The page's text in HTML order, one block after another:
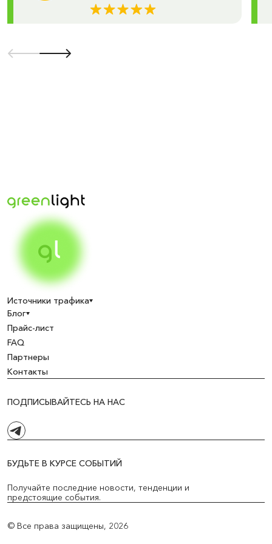
Повысьте эффективность своей рекламы уже сегодня
— выбирайте Green Light и начинайте зарабатывать на
Источники трафика
Блог
Прайс-лист
FAQ
Партнеры
Контакты
ПОДПИСЫВАЙТЕСЬ НА НАС
БУДЬТЕ В КУРСЕ СОБЫТИЙ
Получайте последние новости, тенденции и
предстоящие события.
© Все права защищены, 2026